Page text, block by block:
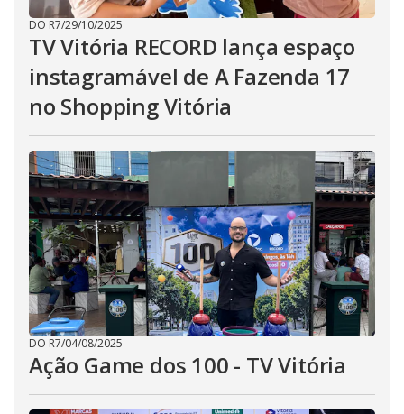
DO R7/29/10/2025
TV Vitória RECORD lança espaço
instagramável de A Fazenda 17
no Shopping Vitória
DO R7/04/08/2025
Ação Game dos 100 - TV Vitória